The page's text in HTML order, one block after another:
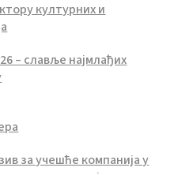
културних и
– славље најмлађих
за учешће компанија у